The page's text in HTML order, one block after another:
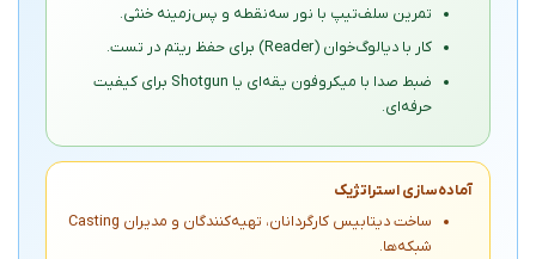
تمرین سلف‌تیپ با نور سه‌نقطه و پس‌زمینه خنثی.
کار با دیالوگ‌خوان (Reader) برای حفظ ریتم در تست.
ضبط صدا با میکروفون یقه‌ای یا Shotgun برای کیفیت
حرفه‌ای.
آماده‌سازی استراتژیک
ساخت دیتابیس کارگردانان، تهیه‌کنندگان و مدیران Casting
شبکه‌ها.